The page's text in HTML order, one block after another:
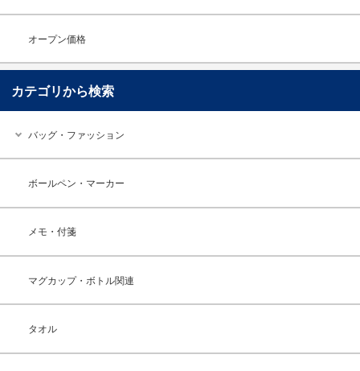
オープン価格
カテゴリから検索
バッグ・ファッション
ボールペン・マーカー
メモ・付箋
マグカップ・ボトル関連
タオル